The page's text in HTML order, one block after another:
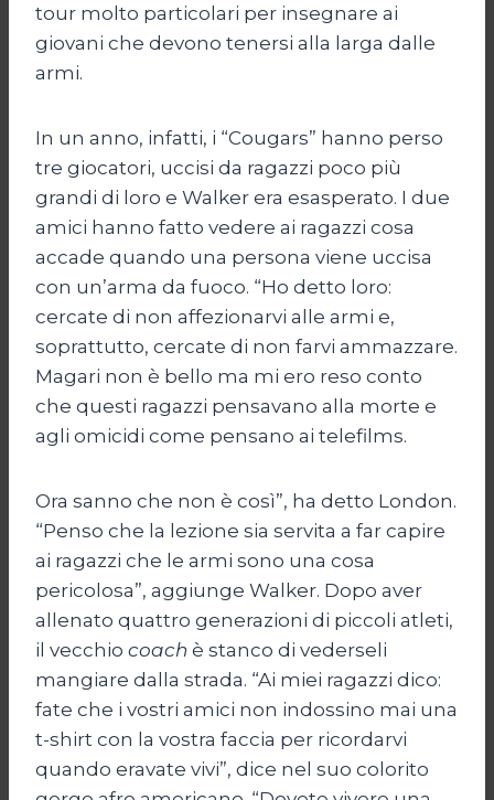
tour molto particolari per insegnare ai
giovani che devono tenersi alla larga dalle
armi.
In un anno, infatti, i “Cougars” hanno perso
tre giocatori, uccisi da ragazzi poco più
grandi di loro e Walker era esasperato. I due
amici hanno fatto vedere ai ragazzi cosa
accade quando una persona viene uccisa
con un’arma da fuoco. “Ho detto loro:
cercate di non affezionarvi alle armi e,
soprattutto, cercate di non farvi ammazzare.
Magari non è bello ma mi ero reso conto
che questi ragazzi pensavano alla morte e
agli omicidi come pensano ai telefilms.
Ora sanno che non è così”, ha detto London.
“Penso che la lezione sia servita a far capire
ai ragazzi che le armi sono una cosa
pericolosa”, aggiunge Walker. Dopo aver
allenato quattro generazioni di piccoli atleti,
il vecchio coach è stanco di vederseli
mangiare dalla strada. “Ai miei ragazzi dico:
fate che i vostri amici non indossino mai una
t-shirt con la vostra faccia per ricordarvi
quando eravate vivi”, dice nel suo colorito